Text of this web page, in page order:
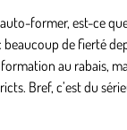
former, est-ce
de fierté
au rabais,
Bref, c’est du